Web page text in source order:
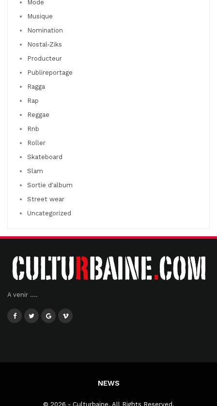
Mode
Musique
Nomination
Nostal-Ziks
Producteur
Publireportage
Ragga
Rap
Reggae
Rnb
Roller
Skateboard
Slam
Sortie d'album
Street wear
Uncategorized
A venir ....
NEWS
© 2026 - Culturbaine. All Rights Reserved.